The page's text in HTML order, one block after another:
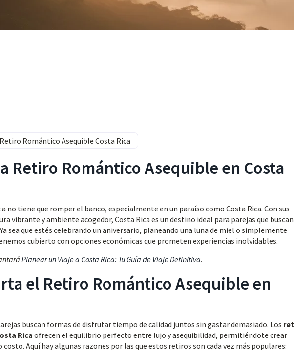
Retiro Romántico Asequible Costa Rica
Retiro Romántico Asequible en Costa
no tiene que romper el banco, especialmente en un paraíso como Costa Rica. Con sus
vibrante y ambiente acogedor, Costa Rica es un destino ideal para parejas que
sea que estés celebrando un aniversario, planeando una luna de miel o simplemente
cubierto con opciones económicas que prometen experiencias inolvidables.
Planear un Viaje a Costa Rica: Tu Guía de Viaje Definitiva.
el Retiro Romántico Asequible en
buscan formas de disfrutar tiempo de calidad juntos sin gastar demasiado. Los
Rica ofrecen el equilibrio perfecto entre lujo y asequibilidad, permitiéndote crear
Aquí hay algunas razones por las que estos retiros son cada vez más populares: